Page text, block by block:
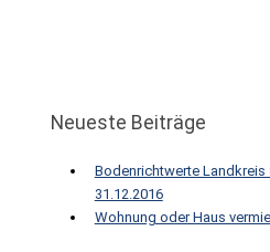
Neueste Beiträge
Bodenrichtwerte
31.12.2016
Wohnung oder Haus